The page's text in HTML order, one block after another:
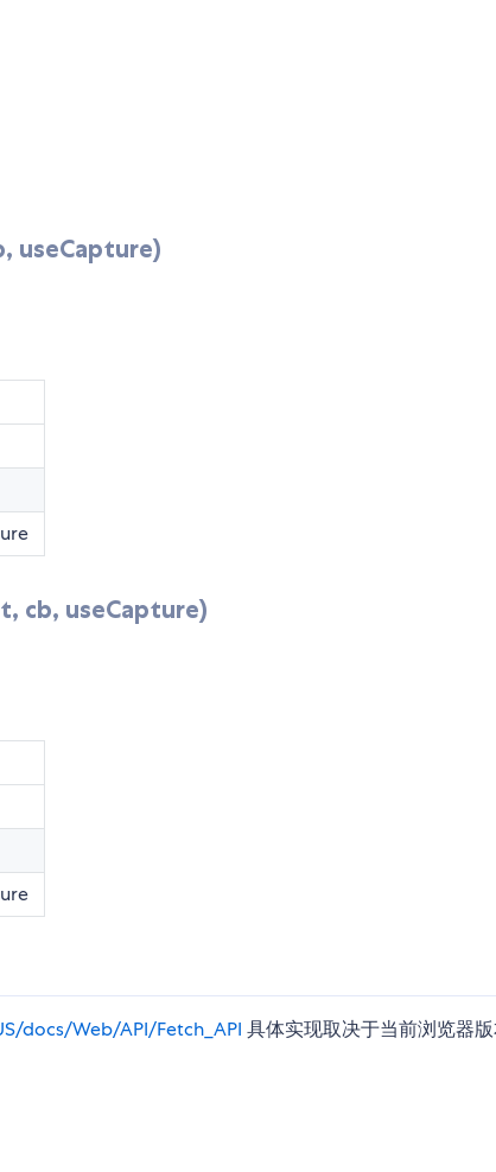
useCapture)
cb, useCapture)
docs/Web/API/Fetch_API 具体实现取决于当前浏览器